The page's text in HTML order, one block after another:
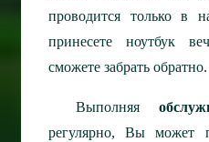
проводится только в
принесете ноутбук
сможете забрать обратно.
Выполняя
регулярно, Вы может